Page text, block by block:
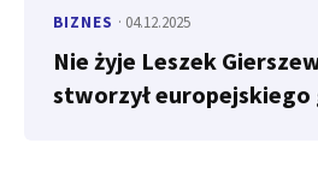
BIZNES · 04.12.2025
Nie żyje Leszek
stworzył